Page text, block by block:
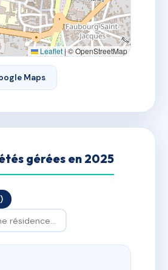
Leaflet|© OpenStreetMap
Maps
gérées en 2025